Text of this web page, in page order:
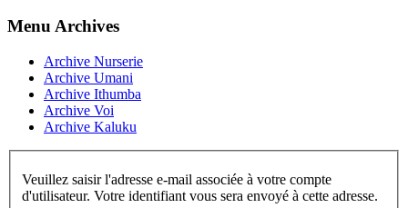
Menu Archives
Archive Nurserie
Archive Umani
Archive Ithumba
Archive Voi
Archive Kaluku
Veuillez saisir l'adresse e-mail associée à votre compte
d'utilisateur. Votre identifiant vous sera envoyé à cette adresse.